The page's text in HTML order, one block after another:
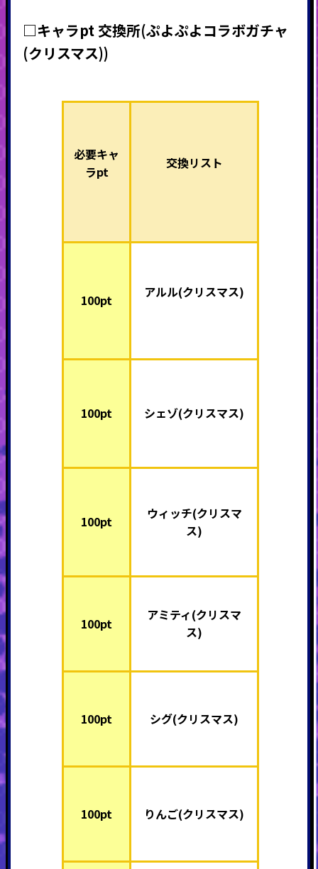
□キャラpt 交換所(ぷよぷよコラボガチャ
(クリスマス))
必要キャ
ラpt
交換リスト
100pt アルル(クリスマス)
100pt シェゾ(クリスマス)
100pt
ウィッチ(クリスマ
ス)
100pt
アミティ(クリスマ
ス)
100pt シグ(クリスマス)
100pt りんご(クリスマス)